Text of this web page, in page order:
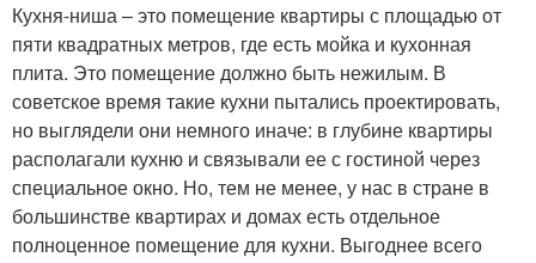
Кухня-ниша – это помещение квартиры с площадью от
пяти квадратных метров, где есть мойка и кухонная
плита. Это помещение должно быть нежилым. В
советское время такие кухни пытались проектировать,
но выглядели они немного иначе: в глубине квартиры
располагали кухню и связывали ее с гостиной через
специальное окно. Но, тем не менее, у нас в стране в
большинстве квартирах и домах есть отдельное
полноценное помещение для кухни. Выгоднее всего